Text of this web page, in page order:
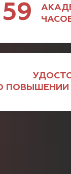
59
ПОВЫШЕНИИ